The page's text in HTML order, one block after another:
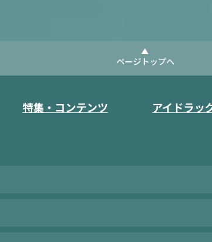
ページトップへ
特集・コンテンツ アイドラッ